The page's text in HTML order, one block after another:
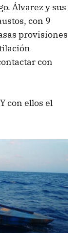
Álvarez y sus
con 9
provisiones
con
con ellos el